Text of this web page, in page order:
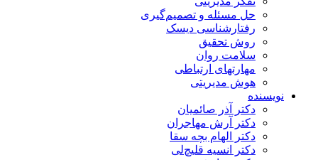
حل مسئله و تصمیم‌گیری
رفتارشناسی دیسک
روش تحقیق
سلامت روان
مهارتهای ارتباطی
هوش مدیریتی
نویسنده
دکتر آذر صائمیان
دکتر آرش مهاجران
دکتر الهام بچه سقا
دکتر انسیه قلیچ‌لی